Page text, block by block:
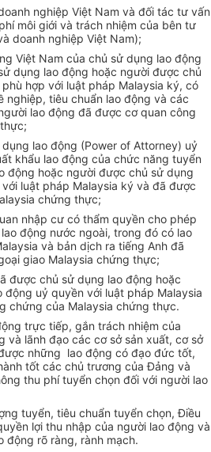
nghiệp Việt Nam và đối tác tư vấn
môi giới và trách nhiệm của bên tư
doanh nghiệp Việt Nam);
Việt Nam của chủ sử dụng lao động
dụng lao động hoặc người được chủ
hợp với luật pháp Malaysia ký, có
nghiệp, tiêu chuẩn lao động và các
lao động đã được cơ quan công
lao động (Power of Attorney) uỷ
khẩu lao động của chức năng tuyển
động hoặc người được chủ sử dụng
luật pháp Malaysia ký và đã được
chứng thực;
nhập cư có thẩm quyền cho phép
động nước ngoài, trong đó có lao
và bản dịch ra tiếng Anh đã
giao Malaysia chứng thực;
được chủ sử dụng lao động hoặc
uỷ quyền với luật pháp Malaysia
chứng của Malaysia chứng thực.
trực tiếp, gắn trách nhiệm của
và lãnh đạo các cơ sở sản xuất, cơ sở
những lao động có đạo đức tốt,
tốt các chủ trương của Đảng và
thu phí tuyển chọn đối với người lao
tuyển, tiêu chuẩn tuyển chọn, Điều
lợi thu nhập của người lao động và
động rõ ràng, rành mạch.